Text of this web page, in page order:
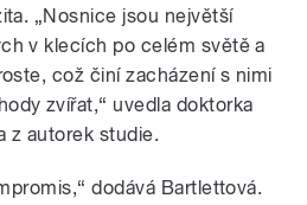
„Nosnice jsou největší
v klecích po celém světě a
což činí zacházení s nimi
zvířat,“ uvedla doktorka
z autorek studie.
dodává Bartlettová.